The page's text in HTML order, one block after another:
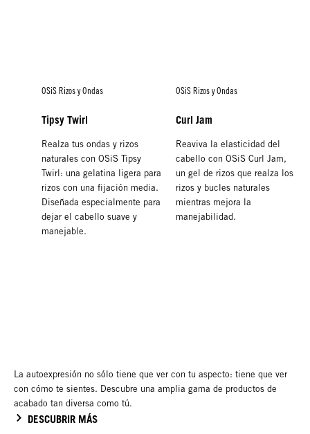
OSiS Rizos y Ondas
Tipsy Twirl
Realza tus ondas y rizos
naturales con OSiS Tipsy
Twirl: una gelatina ligera para
rizos con una fijación media.
Diseñada especialmente para
dejar el cabello suave y
manejable.
OSiS Rizos y Ondas
Curl Jam
Reaviva la elasticidad del
cabello con OSiS Curl Jam,
un gel de rizos que realza los
rizos y bucles naturales
mientras mejora la
manejabilidad.
reaviva los rizos.
NUEVO
mantiene la elasticidad del
cabello.
La autoexpresión no sólo tiene que ver con tu aspecto: tiene que ver
con cómo te sientes. Descubre una amplia gama de productos de
acabado tan diversa como tú.
DESCUBRIR MÁS